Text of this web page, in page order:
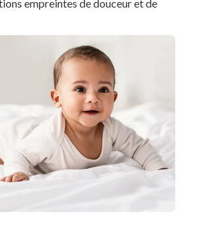
empreintes de douceur et de